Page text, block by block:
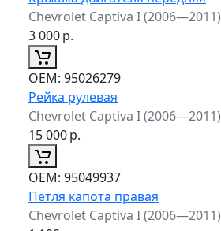
Chevrolet Captiva I (2006—2011)
3 000р.
ОЕМ: 95026279
Рейка рулевая
Chevrolet Captiva I (2006—2011)
15 000р.
ОЕМ: 95049937
Петля капота правая
Chevrolet Captiva I (2006—2011)